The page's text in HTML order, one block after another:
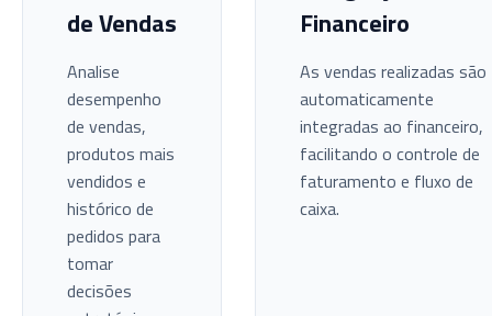
de Vendas
Analise
desempenho
de vendas,
produtos mais
vendidos e
histórico de
pedidos para
tomar
decisões
Financeiro
As vendas realizadas são
automaticamente
integradas ao financeiro,
facilitando o controle de
faturamento e fluxo de
caixa.